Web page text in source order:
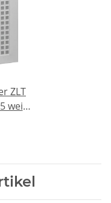
ZLT
weiß